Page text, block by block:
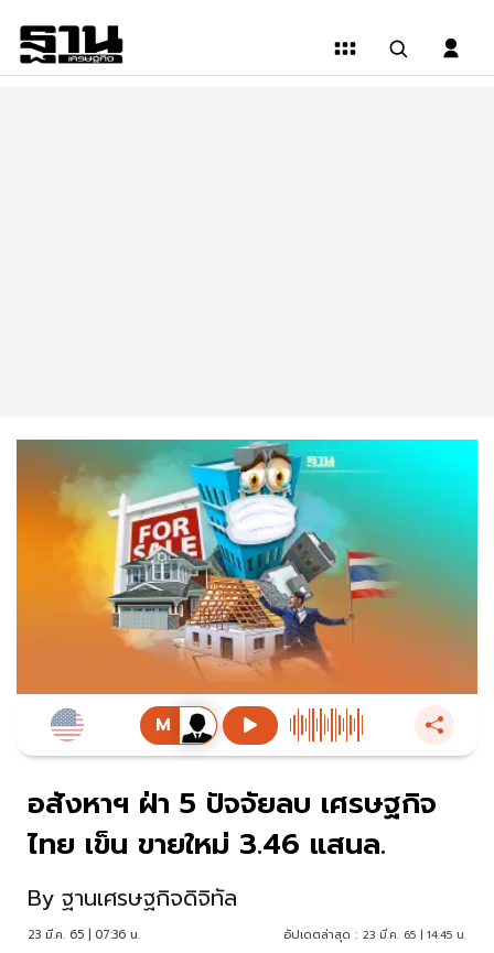
อสังหาฯ ฝ่า 5 ปัจจัยลบ เศรษฐกิจ
ไทย เข็น ขายใหม่ 3.46 แสนล.
By ฐานเศรษฐกิจดิจิทัล
23 มี.ค. 65 | 07:36 น. อัปเดตล่าสุด : 23 มี.ค. 65 | 14:45 น.